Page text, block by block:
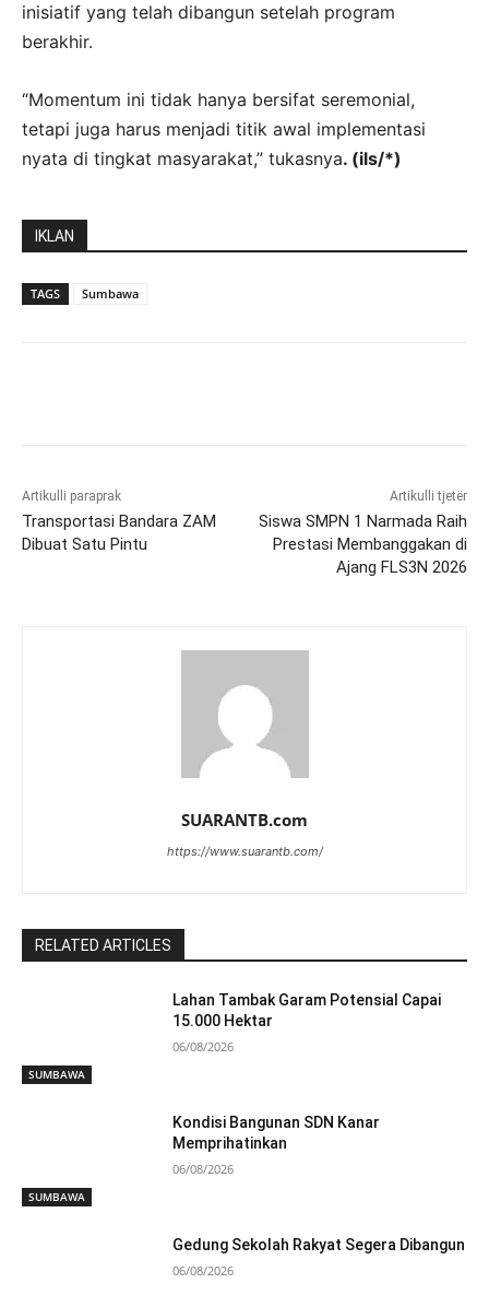
inisiatif yang telah dibangun setelah program
berakhir.
“Momentum ini tidak hanya bersifat seremonial,
tetapi juga harus menjadi titik awal implementasi
nyata di tingkat masyarakat,” tukasnya. (ils/*)
IKLAN
TAGS Sumbawa
Artikulli paraprak
Transportasi Bandara ZAM
Dibuat Satu Pintu
Artikulli tjetër
Siswa SMPN 1 Narmada Raih
Prestasi Membanggakan di
Ajang FLS3N 2026
SUARANTB.com
https://www.suarantb.com/
RELATED ARTICLES
SUMBAWA
Lahan Tambak Garam Potensial Capai
15.000 Hektar
06/08/2026
SUMBAWA
Kondisi Bangunan SDN Kanar
Memprihatinkan
06/08/2026
Gedung Sekolah Rakyat Segera Dibangun
06/08/2026